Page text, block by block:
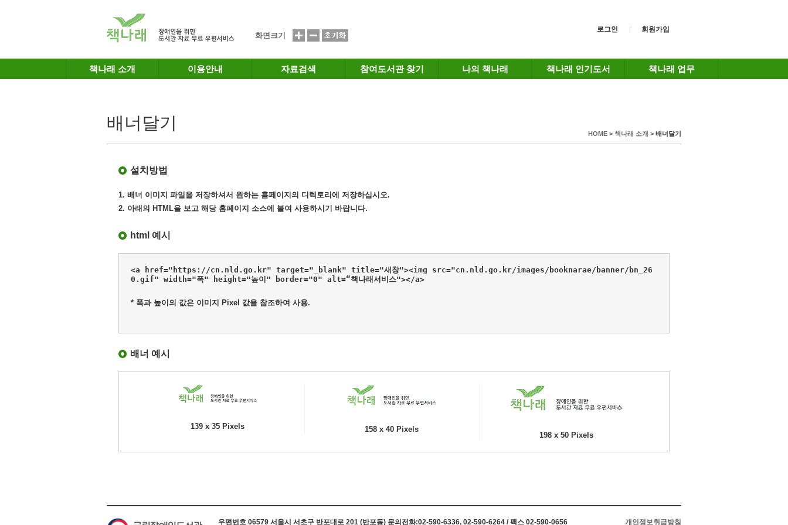
화면크기
로그인 회원가입
책나래 소개 이용안내 자료검색 참여도서관 찾기 나의 책나래 책나래 인기도서 책나래 업무
배너달기
HOME > 책나래 소개 > 배너달기
설치방법
1. 배너 이미지 파일을 저장하셔서 원하는 홈페이지의 디렉토리에 저장하십시오.
2. 아래의 HTML을 보고 해당 홈페이지 소스에 붙여 사용하시기 바랍니다.
html 예시
<a href="https://cn.nld.go.kr" target="_blank" title="새창"><img src="cn.nld.go.kr/images/booknarae/banner/bn_26
0.gif" width="폭" height="높이" border="0" alt=“책나래서비스"></a>
* 폭과 높이의 값은 이미지 Pixel 값을 참조하여 사용.
배너 예시
139 x 35 Pixels 158 x 40 Pixels
198 x 50 Pixels
개인정보취급방침
우편번호 06579 서울시 서초구 반포대로 201 (반포동) 문의전화:02-590-6336, 02-590-6264 / 팩스 02-590-0656